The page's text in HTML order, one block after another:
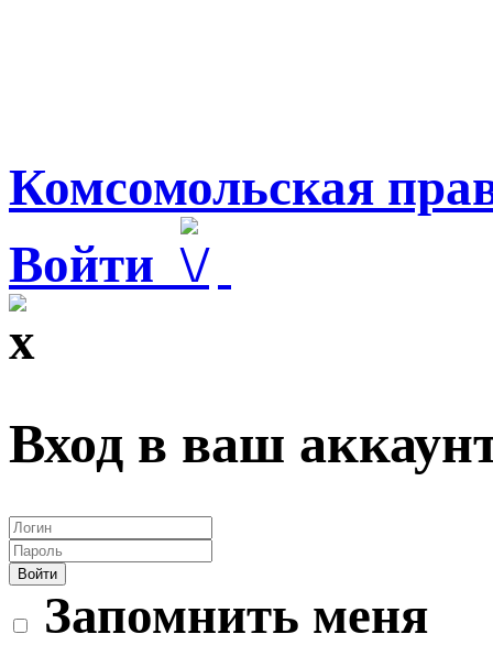
Комсомольская
Войти
Вход в ваш
Войти
Запомнить меня